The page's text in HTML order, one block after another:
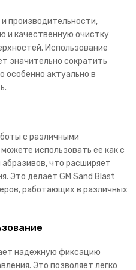
производительности,
и качественную очистку
Использование
значительно сократить
особенно актуально в
с различными
использовать ее как с
что расширяет
Это делает GM Sand Blast
работающих в различных
надежную фиксацию
Это позволяет легко